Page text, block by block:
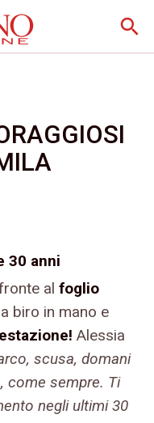
search
30 anni
al foglio
biro in mano e
Alessia
scusa, domani
come sempre. Ti
negli ultimi 30